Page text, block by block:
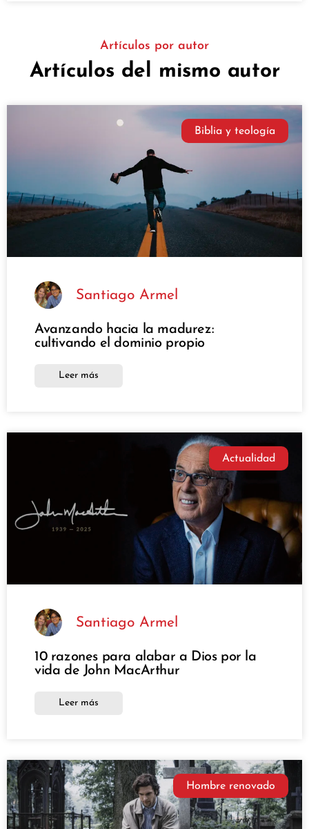
Artículos por autor
Artículos del mismo autor
Biblia y teología
Santiago Armel
Avanzando hacia la madurez:
cultivando el dominio propio
Leer más
Actualidad
Santiago Armel
10 razones para alabar a Dios por la
vida de John MacArthur
Leer más
Hombre renovado